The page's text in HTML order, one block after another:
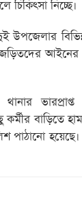
চিকিৎসা নিচ্ছে।
উপজেলার
বাড়িতে
পাঠানো